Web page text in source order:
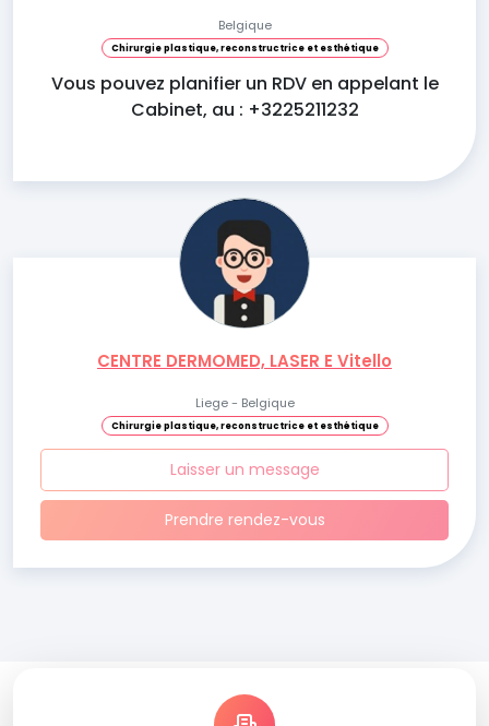
Belgique
Chirurgie plastique, reconstructrice et esthétique
Vous pouvez planifier un RDV en appelant le
Cabinet, au : +3225211232
CENTRE DERMOMED, LASER E Vitello
Liege - Belgique
Chirurgie plastique, reconstructrice et esthétique
Laisser un message
Prendre rendez-vous